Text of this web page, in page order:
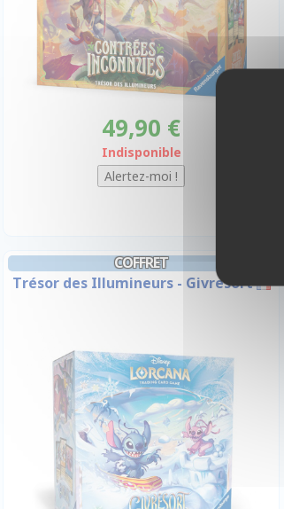
49,90 €
Indisponible
COFFRET
Trésor des Illumineurs - Givresort